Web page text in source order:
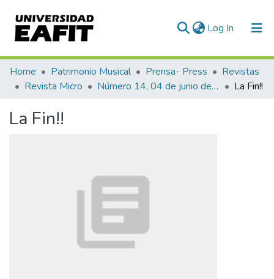
Log In (current)
Communities & Collections
All of DSpace
Statistics
Home Patrimonio Musical Prensa- Press
Revistas
Revista Micro
Número 14, 04 de junio de 1940 La Fin!!
La Fin!!